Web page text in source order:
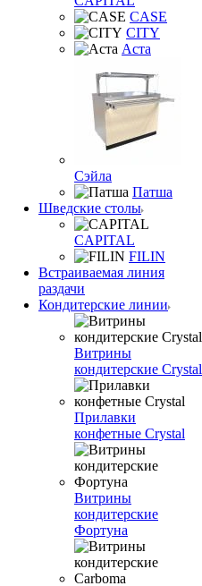
CASE
CITY
Аста
Сэйла
Патша
Шведские столы
CAPITAL
FILIN
Встраиваемая линия
раздачи
Кондитерские линии
Витрины
кондитерские Crystal
Прилавки
конфетные Crystal
Витрины
кондитерские
Фортуна